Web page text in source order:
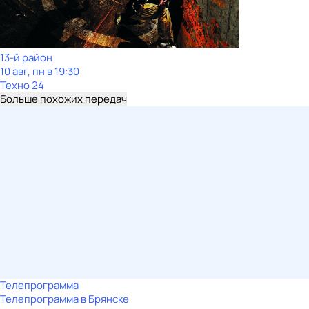
13-й район
10 авг, пн в 19:30
Техно 24
Больше похожих передач
Телепрограмма
Телепрограмма в Брянске